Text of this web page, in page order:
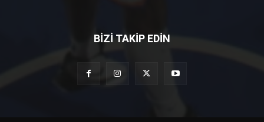
BİZİ TAKİP EDİN